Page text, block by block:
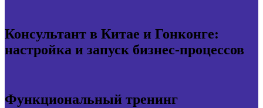
Консультант в Китае и Гонконге:
настройка и запуск бизнес-процессов
Функциональный тренинг